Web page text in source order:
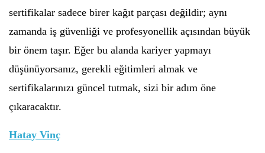
sertifikalar sadece birer kağıt parçası değildir; aynı
zamanda iş güvenliği ve profesyonellik açısından büyük
bir önem taşır. Eğer bu alanda kariyer yapmayı
düşünüyorsanız, gerekli eğitimleri almak ve
sertifikalarınızı güncel tutmak, sizi bir adım öne
çıkaracaktır.
Hatay Vinç